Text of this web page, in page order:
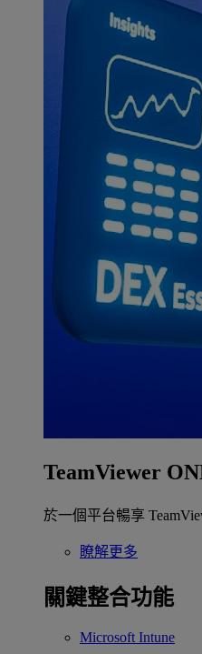
TeamViewer
於一個平台暢享
瞭解更多
關鍵整合功能
Microsoft Intune